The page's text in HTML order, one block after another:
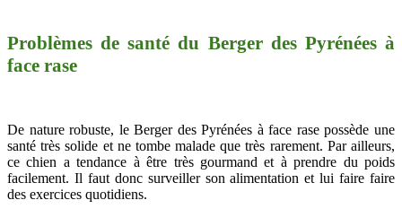
Problèmes de santé du Berger des Pyrénées à
face rase
De nature robuste, le Berger des Pyrénées à face rase possède une
santé très solide et ne tombe malade que très rarement. Par ailleurs,
ce chien a tendance à être très gourmand et à prendre du poids
facilement. Il faut donc surveiller son alimentation et lui faire faire
des exercices quotidiens.